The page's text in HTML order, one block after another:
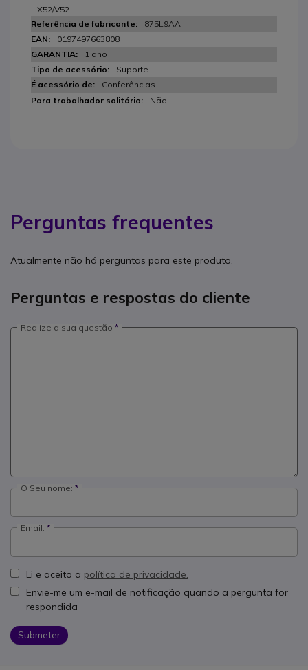
X52/V52
875L9AA
0197497663808
1 ano
Suporte
Conferências
Não
Perguntas frequentes
Atualmente não há perguntas para este produto.
Perguntas e respostas do cliente
Realize a sua questão
O Seu nome:
Email:
Li e aceito a política de privacidade.
Envie-me um e-mail de notificação quando a pergunta for
respondida
Submeter